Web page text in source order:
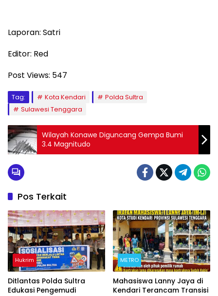
Laporan: Satri
Editor: Red
Post Views: 547
Tag: Kota Kendari
Polda Sultra
Sulawesi Tenggara
Wilayah Konawe Diguncang Gempa Bumi
3.4 Magnitudo
Pos Terkait
Hukrim
Ditlantas Polda Sultra
Edukasi Pengemudi
METRO
Mahasiswa Lanny Jaya di
Kendari Terancam Transisi